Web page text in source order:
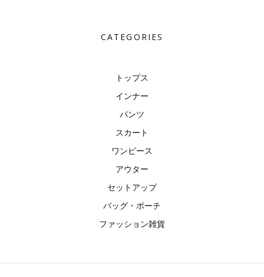
CATEGORIES
トップス
インナー
パンツ
スカート
ワンピース
アウター
セットアップ
バッグ・ポーチ
ファッション雑貨